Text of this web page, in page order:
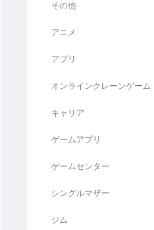
その他
アニメ
アプリ
オンラインクレーンゲーム
キャリア
ゲームアプリ
ゲームセンター
シングルマザー
ジム